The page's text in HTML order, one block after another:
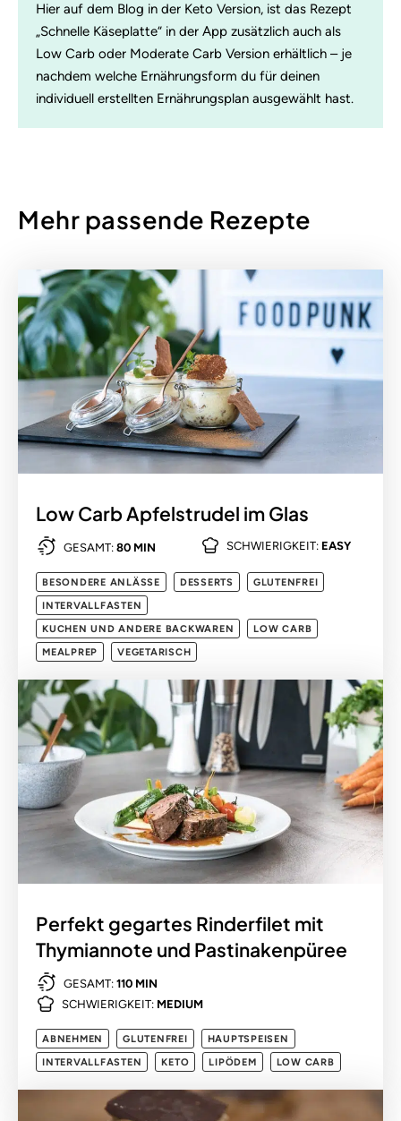
Hier auf dem Blog in der Keto Version, ist das Rezept
„Schnelle Käseplatte“ in der App zusätzlich auch als
Low Carb oder Moderate Carb Version erhältlich – je
nachdem welche Ernährungsform du für deinen
individuell erstellten Ernährungsplan ausgewählt hast.
Mehr passende Rezepte
Low Carb Apfelstrudel im Glas
GESAMT: 80 MIN SCHWIERIGKEIT: EASY
BESONDERE ANLÄSSE DESSERTS
GLUTENFREI
INTERVALLFASTEN
KUCHEN UND ANDERE BACKWAREN
LOW CARB
MEALPREP
VEGETARISCH
Perfekt gegartes Rinderfilet mit
Thymiannote und Pastinakenpüree
GESAMT: 110 MIN
SCHWIERIGKEIT: MEDIUM
ABNEHMEN GLUTENFREI
HAUPTSPEISEN
INTERVALLFASTEN
KETO LIPÖDEM LOW CARB